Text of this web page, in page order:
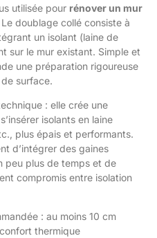
utilisée pour rénover un mur
doublage collé consiste à
un isolant (laine de
sur le mur existant. Simple et
une préparation rigoureuse
surface.
: elle crée une
isolants en laine
plus épais et performants.
d’intégrer des gaines
peu plus de temps et de
compromis entre isolation
: au moins 10 cm
thermique